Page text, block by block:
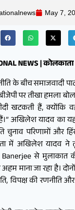
May 7,
NEWS |
के बीच समाजवादी
पर तीखा हमला
खटकती हैं, क्योंकि
अखिलेश यादव का
चुनाव परिणामों और
में अखिलेश यादव ने
से मुलाकात
माना जा रहा है।
विपक्ष की रणनीति